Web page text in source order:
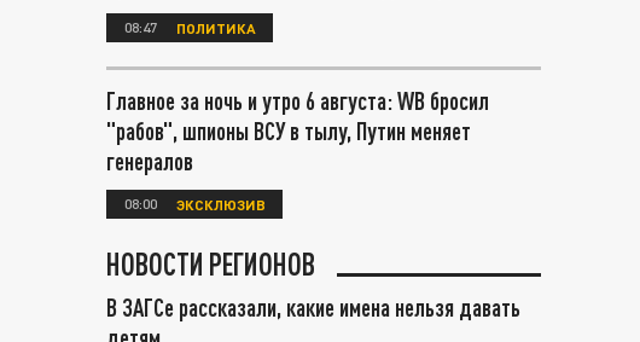
08:47 ПОЛИТИКА
Главное за ночь и утро 6 августа: WB бросил
"рабов", шпионы ВСУ в тылу, Путин меняет
генералов
08:00 ЭКСКЛЮЗИВ
НОВОСТИ РЕГИОНОВ
В ЗАГСе рассказали, какие имена нельзя давать